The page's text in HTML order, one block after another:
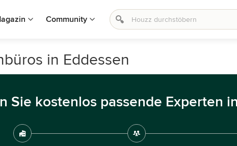
Community
in Eddessen
Sie kostenlos passende Experten